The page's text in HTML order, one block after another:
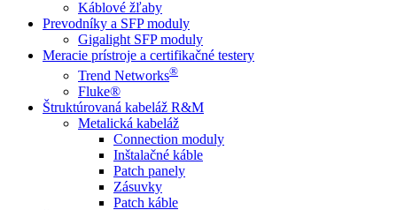
Káblové žľaby
Prevodníky a SFP moduly
Gigalight SFP moduly
Meracie prístroje a certifikačné testery
Trend Networks®
Fluke®
Štruktúrovaná kabeláž R&M
Metalická kabeláž
Connection moduly
Inštalačné káble
Patch panely
Zásuvky
Patch káble